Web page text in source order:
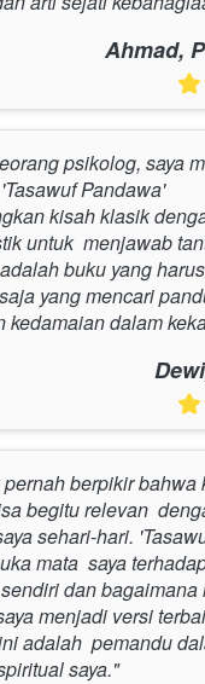
Ahmad,
Pandawa'
kisah klasik
untuk  menjawab
buku yang
yang mencari
kedamaian dalam
begitu relevan
sehari-hari.
mata  saya
dan bagaimana
menjadi versi
adalah  pemandu
saya."